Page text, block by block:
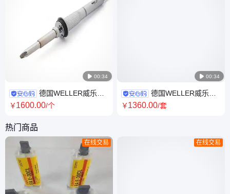
 00:34
德国WELLER威乐电
烙铁WXP200焊笔套装大功率
￥1600.00/个
 00:34
德国WELLER威乐
WTP90手柄焊笔适用于
￥1360.00/套
热门商品
在线交易 在线交易